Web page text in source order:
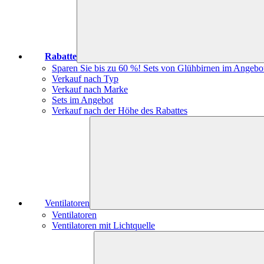
Rabatte
Sparen Sie bis zu 60 %! Sets von Glühbirnen im
Verkauf nach Typ
Verkauf nach Marke
Sets im Angebot
Verkauf nach der Höhe des Rabattes
Ventilatoren
Ventilatoren
Ventilatoren mit Lichtquelle